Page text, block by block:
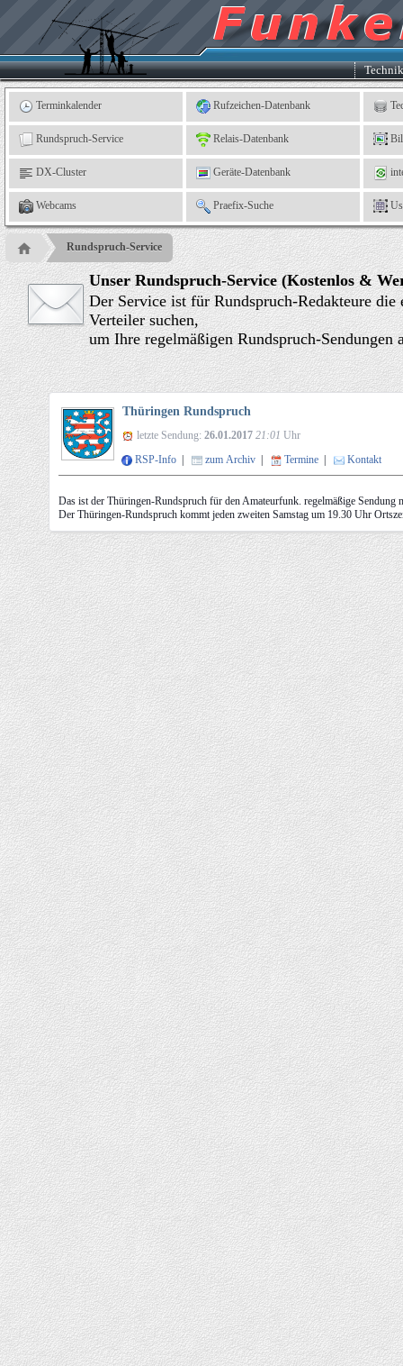
Kleingartenverein
e.
V.,
Leinefelde
Terminkalender Rufzeichen-Datenbank
Rundspruch-Service Relais-Datenbank
DX-Cluster Geräte-Datenbank
Webcams Praefix-Suche
Rundspruch-Service
Unser Rundspruch-Service (Kostenlos &
Der Service ist für Rundspruch-Redakteure
Verteiler suchen,
um Ihre regelmäßigen Rundspruch-
Thüringen Rundspruch
letzte Sendung: 26.01.2017 21:01 Uhr
RSP-Info
zum Archiv Termine Kontakt
Das ist der Thüringen-Rundspruch für den Amateurfunk. regelmäßige Sendung
Der Thüringen-Rundspruch kommt jeden zweiten Samstag um 19.30 Uhr